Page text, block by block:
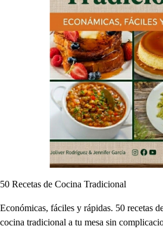
50 Recetas de Cocina Tradicional
Económicas, fáciles y rápidas. 50 recetas
cocina tradicional a tu mesa sin